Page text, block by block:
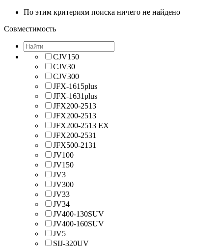
По этим критериям поиска ничего не найдено
Совместимость
CJV150
CJV30
CJV300
JFX-1615plus
JFX-1631plus
JFX200-2513
JFX200-2513
JFX200-2513 EX
JFX200-2531
JFX500-2131
JV100
JV150
JV3
JV300
JV33
JV34
JV400-130SUV
JV400-160SUV
JV5
SIJ-320UV